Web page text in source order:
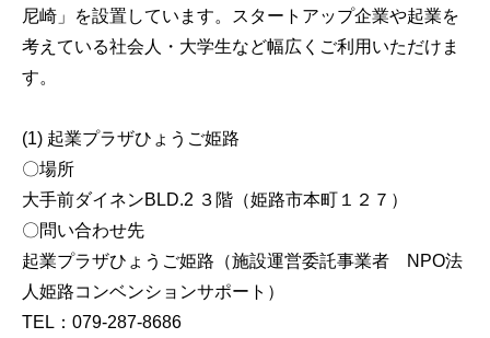
尼崎」を設置しています。スタートアップ企業や起業を
考えている社会人・大学生など幅広くご利用いただけま
す。
(1) 起業プラザひょうご姫路
〇場所
大手前ダイネンBLD.2 ３階（姫路市本町１２７）
〇問い合わせ先
起業プラザひょうご姫路（施設運営委託事業者 NPO法
人姫路コンベンションサポート）
TEL：079-287-8686